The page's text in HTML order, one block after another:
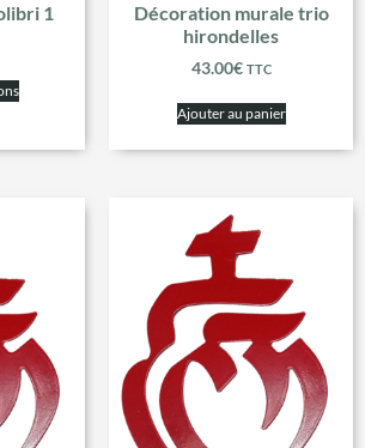
1
Décoration murale trio
hirondelles
43.00€ TTC
Ajouter au panier